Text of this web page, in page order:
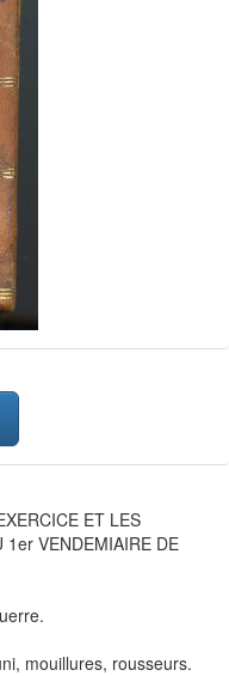
ET LES
1er VENDEMIAIRE DE
mouillures, rousseurs.